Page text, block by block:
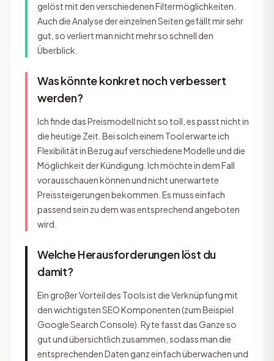
gelöst mit den verschiedenen Filtermöglichkeiten.
Auch die Analyse der einzelnen Seiten gefällt mir sehr
gut, so verliert man nicht mehr so schnell den
Überblick.
Was könnte konkret noch verbessert
werden?
Ich finde das Preismodell nicht so toll, es passt nicht in
die heutige Zeit. Bei solch einem Tool erwarte ich
Flexibilität in Bezug auf verschiedene Modelle und die
Möglichkeit der Kündigung. Ich möchte in dem Fall
vorausschauen können und nicht unerwartete
Preissteigerungen bekommen. Es muss einfach
passend sein zu dem was entsprechend angeboten
wird.
Welche Herausforderungen löst du
damit?
Ein großer Vorteil des Tools ist die Verknüpfung mit
den wichtigsten SEO Komponenten (zum Beispiel
Google Search Console). Ryte fasst das Ganze so
gut und übersichtlich zusammen, sodass man die
entsprechenden Daten ganz einfach überwachen und